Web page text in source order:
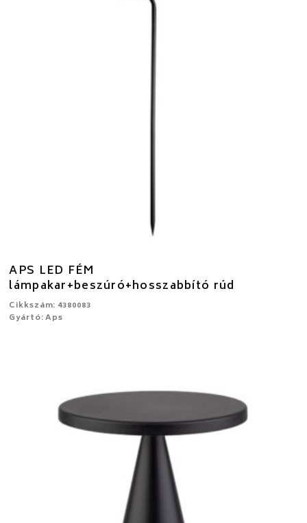
APS LED FÉM
lámpakar+beszúró+hosszabbító rúd
Cikkszám: 4380083
Gyártó: Aps